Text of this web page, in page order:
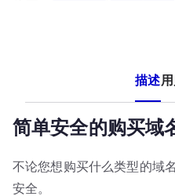
描述
简单安全的购买域
不论您想购买什么类型的域
安全。